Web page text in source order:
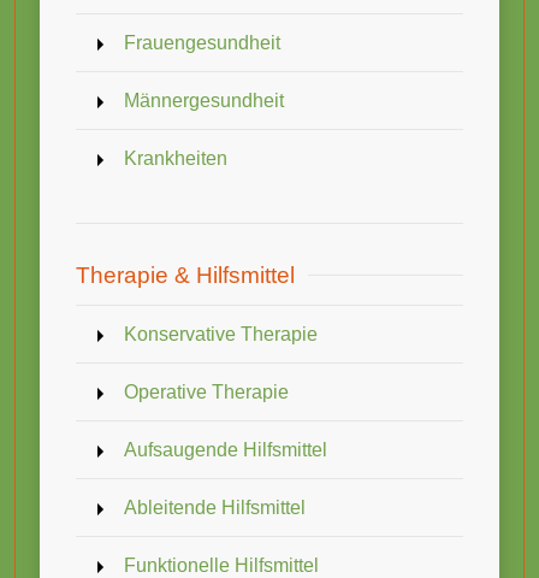
Frauengesundheit
Männergesundheit
Krankheiten
Therapie & Hilfsmittel
Konservative Therapie
Operative Therapie
Aufsaugende Hilfsmittel
Ableitende Hilfsmittel
Funktionelle Hilfsmittel